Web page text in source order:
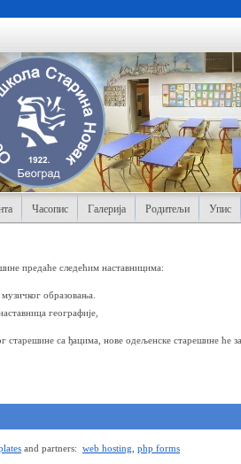
Часопис Галерија Родитељи Упис
предаће следећим наставницима:
образовања.
географије,
са ђацима, нове одељенске старешине ће
and partners: web hosting php forms